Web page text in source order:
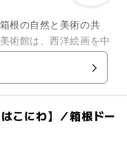
根の自然と美術の共
術館は、西洋絵画を中
陶磁、ガラス工芸品、
こにわ】／箱根ドー